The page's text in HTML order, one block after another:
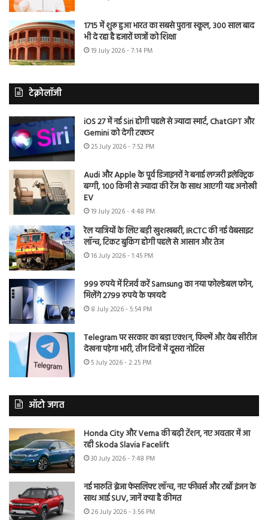
1715 में शुरू हुआ भारत का सबसे पुराना स्कूल, 300 साल बाद
भी दे रहा है हजारों छात्रों को शिक्षा
19 July 2026 - 7:14 PM
टेक्नोलॉजी
iOS 27 में नई Siri होगी पहले से ज्यादा स्मार्ट, ChatGPT और
Gemini को देगी टक्कर
25 July 2026 - 7:52 PM
Audi और Apple के पूर्व डिजाइनरों ने बनाई लग्जरी इलेक्ट्रिक
बग्गी, 100 किमी से ज्यादा की रेंज के साथ आएगी यह अनोखी
EV
19 July 2026 - 4:48 PM
रेल यात्रियों के लिए बड़ी खुशखबरी, IRCTC की नई वेबसाइट
लॉन्च, टिकट बुकिंग होगी पहले से आसान और तेज
16 July 2026 - 1:45 PM
999 रुपये में रिजर्व करें Samsung का नया फोल्डेबल फोन,
मिलेंगे 2799 रुपये के फायदे
8 July 2026 - 5:54 PM
Telegram पर सरकार का बड़ा एक्शन, फिल्में और वेब सीरीज
देखना पड़ेगा भारी, तीन दिनों में दूसरा नोटिस
5 July 2026 - 2:25 PM
ऑटो जगत
Honda City और Verna की बढ़ी टेंशन, नए अवतार में आ
रही Skoda Slavia Facelift
30 July 2026 - 7:48 PM
नई मारुति ब्रेजा फेसलिफ्ट लॉन्च, नए फीचर्स और टर्बो इंजन के
साथ आई SUV, जानें क्या है कीमत
26 July 2026 - 3:56 PM